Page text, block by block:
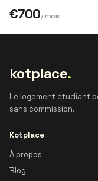
€700/ mois
kotplace.
Le logement étudiant
sans commission.
Kotplace
À propos
Blog